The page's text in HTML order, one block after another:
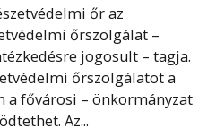
őr az
őrszolgálat –
jogosult – tagja.
őrszolgálatot a
a fővárosi – önkormányzat
Az...